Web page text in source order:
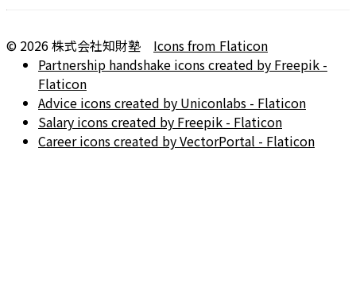
© 2026株式会社知財塾
Icons from Flaticon
Partnership handshake icons created by Freepik -
Flaticon
Advice icons created by Uniconlabs - Flaticon
Salary icons created by Freepik - Flaticon
Career icons created by VectorPortal - Flaticon